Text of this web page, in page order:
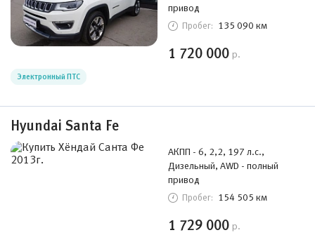
привод
Пробег: 135 090 км
1 720 000 р.
Электронный ПТС
Hyundai Santa Fe
АКПП - 6, 2,2, 197 л.с.,
Дизельный, AWD - полный
привод
Пробег: 154 505 км
1 729 000 р.